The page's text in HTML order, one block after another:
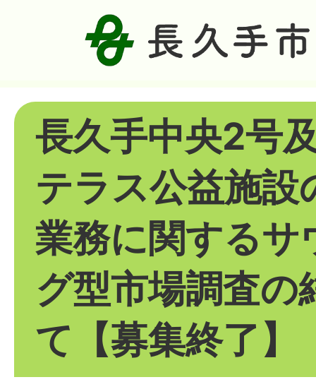
長久手中央2号
テラス公益施設
業務に関するサ
グ型市場調査の
て【募集終了】